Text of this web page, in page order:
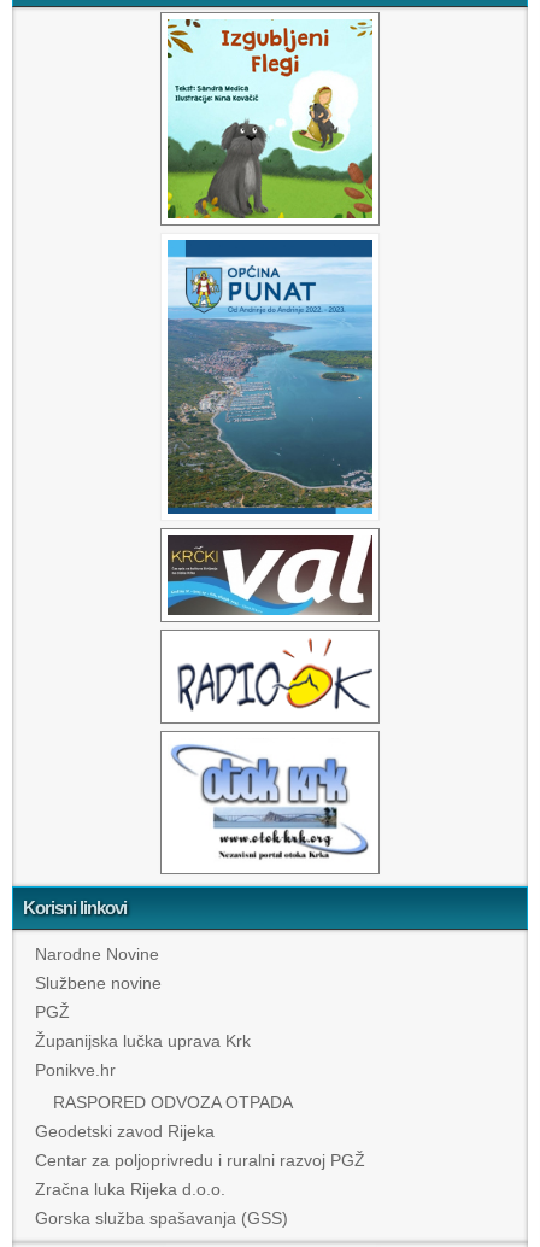
Korisni linkovi
Narodne Novine
Službene novine
PGŽ
Županijska lučka uprava Krk
Ponikve.hr
RASPORED ODVOZA OTPADA
Geodetski zavod Rijeka
Centar za poljoprivredu i ruralni razvoj PGŽ
Zračna luka Rijeka d.o.o.
Gorska služba spašavanja (GSS)